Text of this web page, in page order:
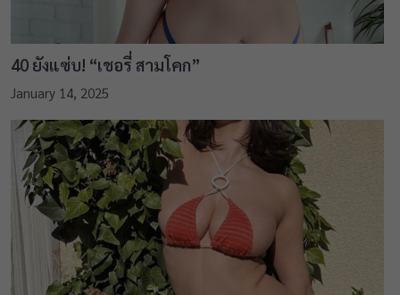
40 ยังแซ่บ! “เชอรี่ สามโคก”
January 14, 2025